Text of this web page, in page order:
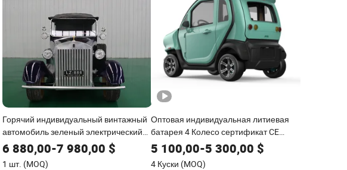
Горячий индивидуальный винтажный
автомобиль зеленый электрический
классический кабриолет по низкой
цене
6 880,00-7 980,00 $
1 шт. (MOQ)
Оптовая индивидуальная литиевая
батарея 4 Колесо сертификат CE
электрические автомобили
5 100,00-5 300,00 $
4 Куски (MOQ)